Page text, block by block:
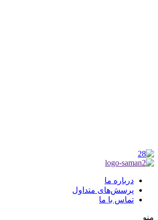
درباره ما
پرسش‌های متداول
تماس با ما
منو